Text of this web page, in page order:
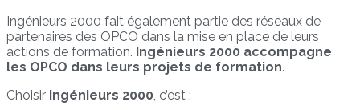
Ingénieurs 2000 fait également partie des réseaux de
partenaires des OPCO dans la mise en place de leurs
actions de formation. Ingénieurs 2000 accompagne
les OPCO dans leurs projets de formation.
Choisir Ingénieurs 2000, c’est :